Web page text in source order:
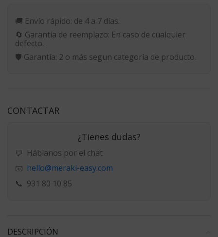
🚚 Envío rápido: de 4 a 7 días.
🔄 Garantía de reemplazo: En caso de cualquier
defecto.
🛡️ Garantía: 2 o más segun categoría de producto.
CONTACTAR
¿Tienes dudas?
💬 Háblanos por el chat
📧 hello@meraki-easy.com
📞 931 80 10 85
DESCRIPCIÓN